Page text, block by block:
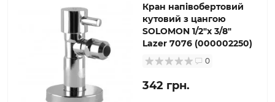
Кран напівобертовий
кутовий з цангою
SOLOMON 1/2″х 3/8″
Lazer 7076 (000002250)
0
342 грн.